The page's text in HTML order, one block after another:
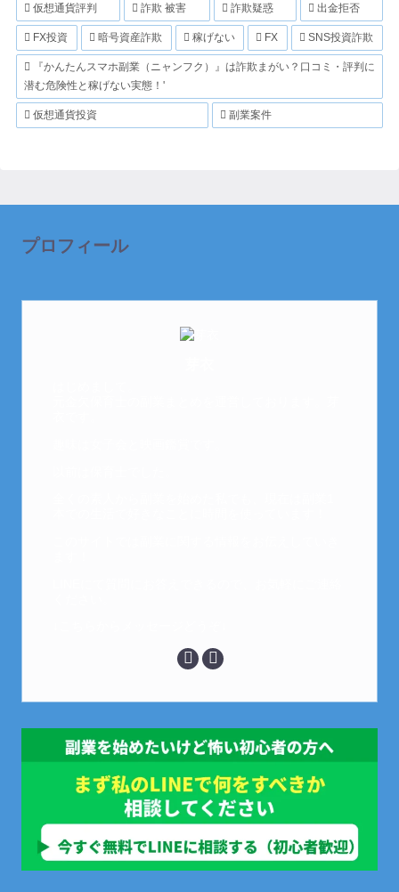
仮想通貨評判 詐欺 被害 詐欺疑惑 出金拒否
FX投資 暗号資産詐欺 稼げない FX SNS投資詐欺
『かんたんスマホ副業（ニャンフク）』は詐欺まがい？口コミ・評判に
潜む危険性と稼げない実態！'
仮想通貨投資 副業案件
プロフィール